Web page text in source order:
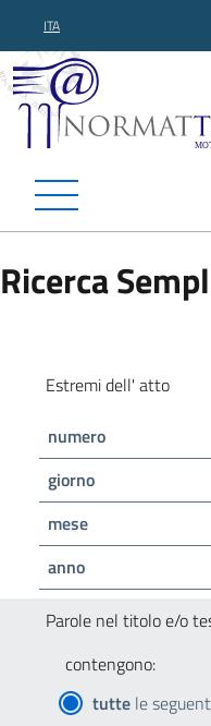
ITA
Ricerca
Estremi dell' atto
numero
giorno
mese
anno
Parole nel titolo e/o
contengono:
tutte le